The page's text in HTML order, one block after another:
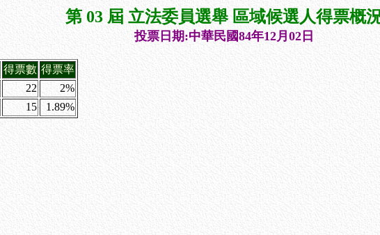
第 03 屆 立法委員選舉 區域候選人得票概
投票日期:中華民國84年12月02日
得票數 得票率
22
2%
15 1.89%